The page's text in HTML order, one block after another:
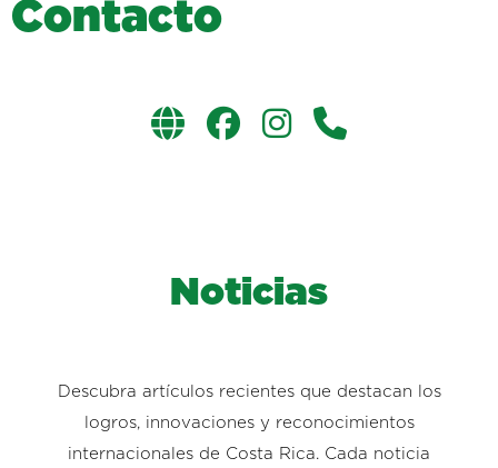
Contacto
Noticias
Descubra artículos recientes que destacan los
logros, innovaciones y reconocimientos
internacionales de Costa Rica. Cada noticia